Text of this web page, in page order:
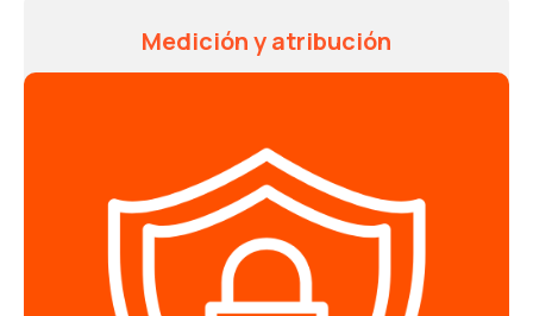
Medición y atribución